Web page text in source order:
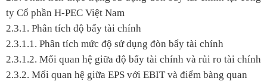
ty Cổ phần H-PEC Việt Nam
2.3.1. Phân tích độ bẩy tài chính
2.3.1.1. Phân tích mức độ sử dụng đòn bẩy tài chính
2.3.1.2. Mối quan hệ giữa độ bẩy tài chính và rủi ro tài chính
2.3.2. Mối quan hệ giữa EPS với EBIT và điểm bàng quan